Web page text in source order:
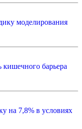
моделирования
барьера
на 7,8% в условиях